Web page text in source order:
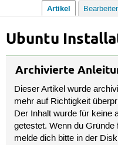
Artikel
Ubuntu
Archivierte
Dieser Artikel wurde
mehr auf Richtigkeit
Der Inhalt wurde für keine
getestet. Wenn du
melde dich bitte in der